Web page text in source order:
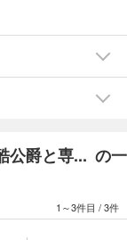
ーのとっておきの
繰り広げるデリシ
公爵と専... の一
1～3件目 /3件